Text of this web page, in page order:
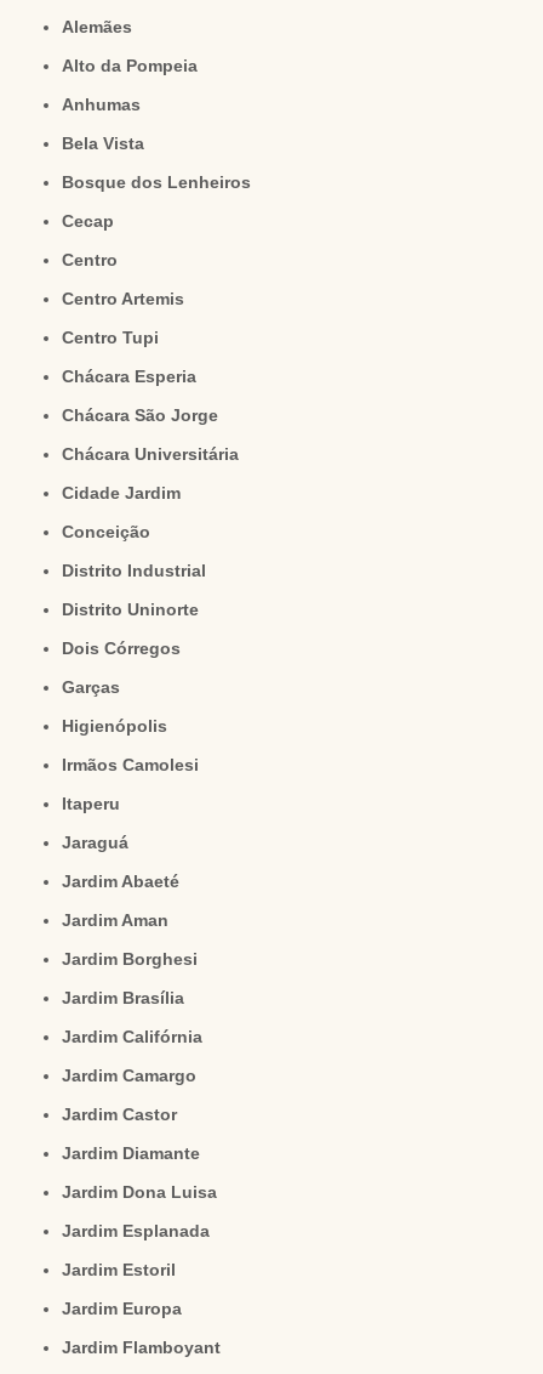
Alemães
Alto da Pompeia
Anhumas
Bela Vista
Bosque dos Lenheiros
Cecap
Centro
Centro Artemis
Centro Tupi
Chácara Esperia
Chácara São Jorge
Chácara Universitária
Cidade Jardim
Conceição
Distrito Industrial
Distrito Uninorte
Dois Córregos
Garças
Higienópolis
Irmãos Camolesi
Itaperu
Jaraguá
Jardim Abaeté
Jardim Aman
Jardim Borghesi
Jardim Brasília
Jardim Califórnia
Jardim Camargo
Jardim Castor
Jardim Diamante
Jardim Dona Luisa
Jardim Esplanada
Jardim Estoril
Jardim Europa
Jardim Flamboyant